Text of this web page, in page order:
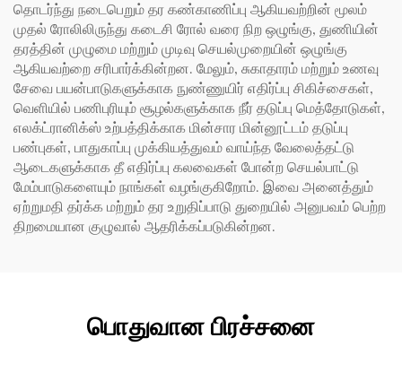
தொடர்ந்து நடைபெறும் தர கண்காணிப்பு ஆகியவற்றின் மூலம்
முதல் ரோலிலிருந்து கடைசி ரோல் வரை நிற ஒழுங்கு, துணியின்
தரத்தின் முழுமை மற்றும் முடிவு செயல்முறையின் ஒழுங்கு
ஆகியவற்றை சரிபார்க்கின்றன. மேலும், சுகாதாரம் மற்றும் உணவு
சேவை பயன்பாடுகளுக்காக நுண்ணுயிர் எதிர்ப்பு சிகிச்சைகள்,
வெளியில் பணிபுரியும் சூழல்களுக்காக நீர் தடுப்பு மெத்தோடுகள்,
எலக்ட்ரானிக்ஸ் உற்பத்திக்காக மின்சார மின்னூட்டம் தடுப்பு
பண்புகள், பாதுகாப்பு முக்கியத்துவம் வாய்ந்த வேலைத்தட்டு
ஆடைகளுக்காக தீ எதிர்ப்பு கலவைகள் போன்ற செயல்பாட்டு
மேம்பாடுகளையும் நாங்கள் வழங்குகிறோம். இவை அனைத்தும்
ஏற்றுமதி தர்க்க மற்றும் தர உறுதிப்பாடு துறையில் அனுபவம் பெற்ற
திறமையான குழுவால் ஆதரிக்கப்படுகின்றன.
பொதுவான பிரச்சனை